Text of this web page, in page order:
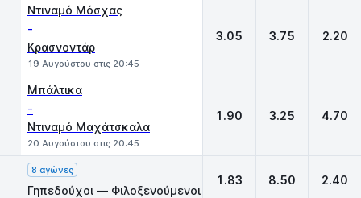
Ντιναμό Μόσχας
-
Κρασνοντάρ
19 Αυγούστου στις 20:45
3.05 3.75 2.20
Μπάλτικα
-
Ντιναμό Μαχάτσκαλα
20 Αυγούστου στις 20:45
1.90 3.25 4.70
8 αγώνες
Γηπεδούχοι — Φιλοξενούμενοι
1.83 8.50 2.40